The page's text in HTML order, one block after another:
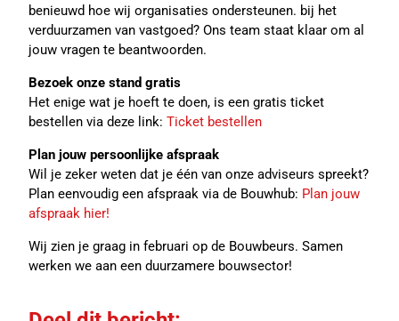
benieuwd hoe wij organisaties ondersteunen. bij het
verduurzamen van vastgoed? Ons team staat klaar om al
jouw vragen te beantwoorden.
Bezoek onze stand gratis
Het enige wat je hoeft te doen, is een gratis ticket
bestellen via deze link: Ticket bestellen
Plan jouw persoonlijke afspraak
Wil je zeker weten dat je één van onze adviseurs spreekt?
Plan eenvoudig een afspraak via de Bouwhub: Plan jouw
afspraak hier!
Wij zien je graag in februari op de Bouwbeurs. Samen
werken we aan een duurzamere bouwsector!